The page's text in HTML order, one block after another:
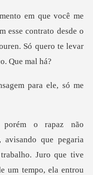
esse contrato desde o
para ele, só
uro que tive
um tempo, ela entrou